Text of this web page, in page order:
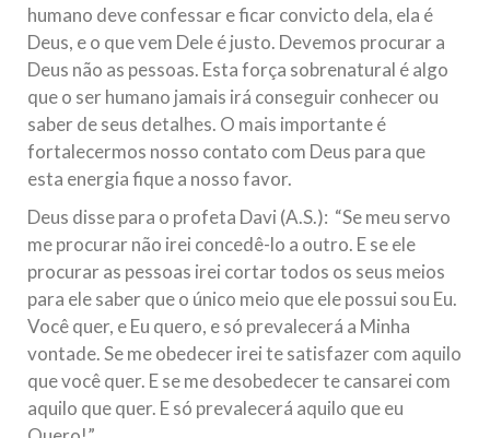
humano deve confessar e ficar convicto dela, ela é
Deus, e o que vem Dele é justo. Devemos procurar a
Deus não as pessoas. Esta força sobrenatural é algo
que o ser humano jamais irá conseguir conhecer ou
saber de seus detalhes. O mais importante é
fortalecermos nosso contato com Deus para que
esta energia fique a nosso favor.
Deus disse para o profeta Davi (A.S.): “Se meu servo
me procurar não irei concedê-lo a outro. E se ele
procurar as pessoas irei cortar todos os seus meios
para ele saber que o único meio que ele possui sou Eu.
Você quer, e Eu quero, e só prevalecerá a Minha
vontade. Se me obedecer irei te satisfazer com aquilo
que você quer. E se me desobedecer te cansarei com
aquilo que quer. E só prevalecerá aquilo que eu